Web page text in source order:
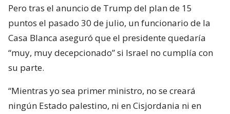
Pero tras el anuncio de Trump del plan de 15
puntos el pasado 30 de julio, un funcionario de la
Casa Blanca aseguró que el presidente quedaría
“muy, muy decepcionado” si Israel no cumplía con
su parte.
“Mientras yo sea primer ministro, no se creará
ningún Estado palestino, ni en Cisjordania ni en